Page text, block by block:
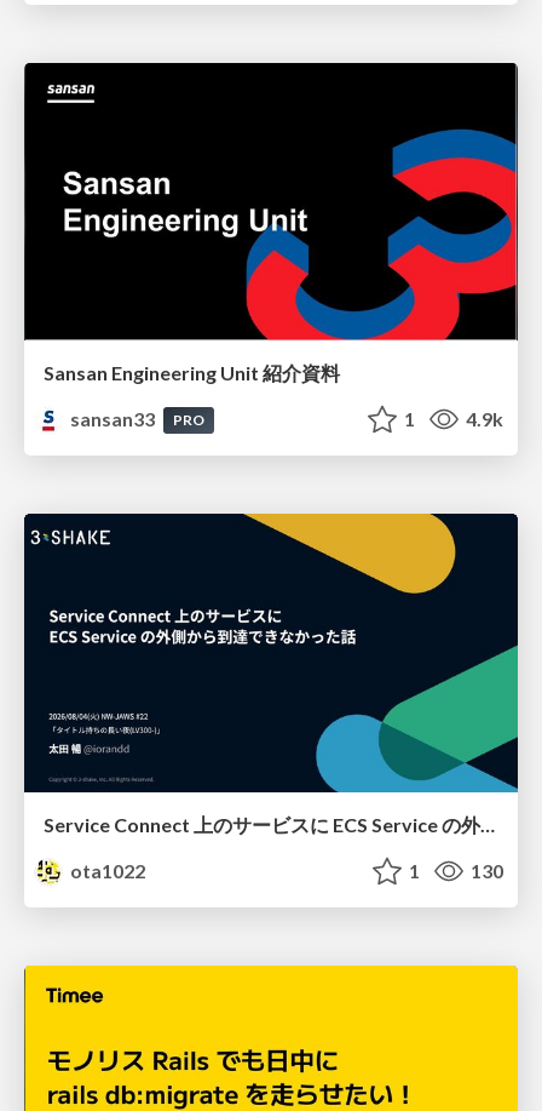
Sansan Engineering Unit 紹介資料
sansan33
PRO 1 4.9k
Service Connect 上のサービスに ECS Service の外側から到達できなかった話
ota1022
1 130